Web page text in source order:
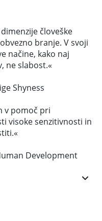
človeške
branje. V svoji
načine, kako naj
ne slabost.«
Shyness
v pomoč pri
visoke senzitivnosti in
Development